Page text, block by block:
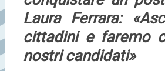
Laura Ferrara:
cittadini e faremo
nostri candidati»